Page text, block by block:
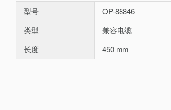
型号
OP-88846
类型
兼容电缆
长度
450 mm